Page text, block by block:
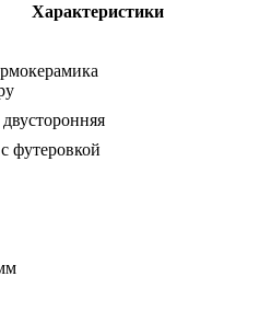
Характеристики
футеровкой